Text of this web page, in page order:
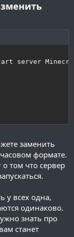
server
заменить
формате.
том что сервер
у всех одна,
одинаково.
знать про
станет